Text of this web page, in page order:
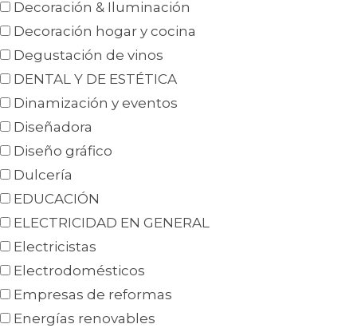
Decoración & Iluminación
Decoración hogar y cocina
Degustación de vinos
DENTAL Y DE ESTÉTICA
Dinamización y eventos
Diseñadora
Diseño gráfico
Dulcería
EDUCACIÓN
ELECTRICIDAD EN GENERAL
Electricistas
Electrodomésticos
Empresas de reformas
Energías renovables